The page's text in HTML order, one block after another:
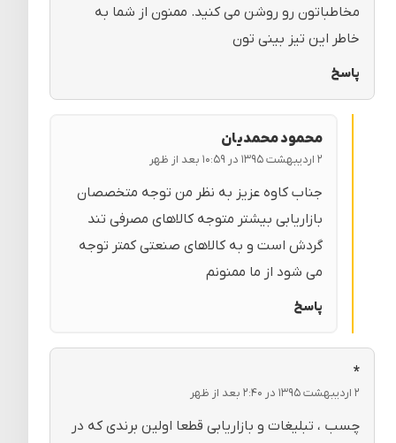
مخاطباتون رو روشن می کنید. ممنون از شما به
خاطر این تیز بینی تون
پاسخ
محمود محمدیان
۲ اردیبهشت ۱۳۹۵ در ۱۰:۵۹ بعد از ظهر
جناب کاوه عزیز به نظر من توجه متخصصان
بازاریابی بیشتر متوجه کالاهای مصرفی تند
گردش است و به کالاهای صنعتی کمتر توجه
می شود از ما ممنونم
پاسخ
*
۲ اردیبهشت ۱۳۹۵ در ۲:۴۰ بعد از ظهر
چسب ، تبلیغات و بازاریابی قطعا اولین برندی که در